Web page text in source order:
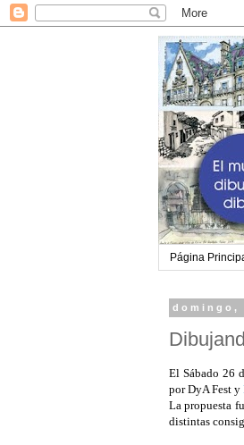
Página
domingo,
El Sábado 26
por DyA Fest y
La propuesta
distintas